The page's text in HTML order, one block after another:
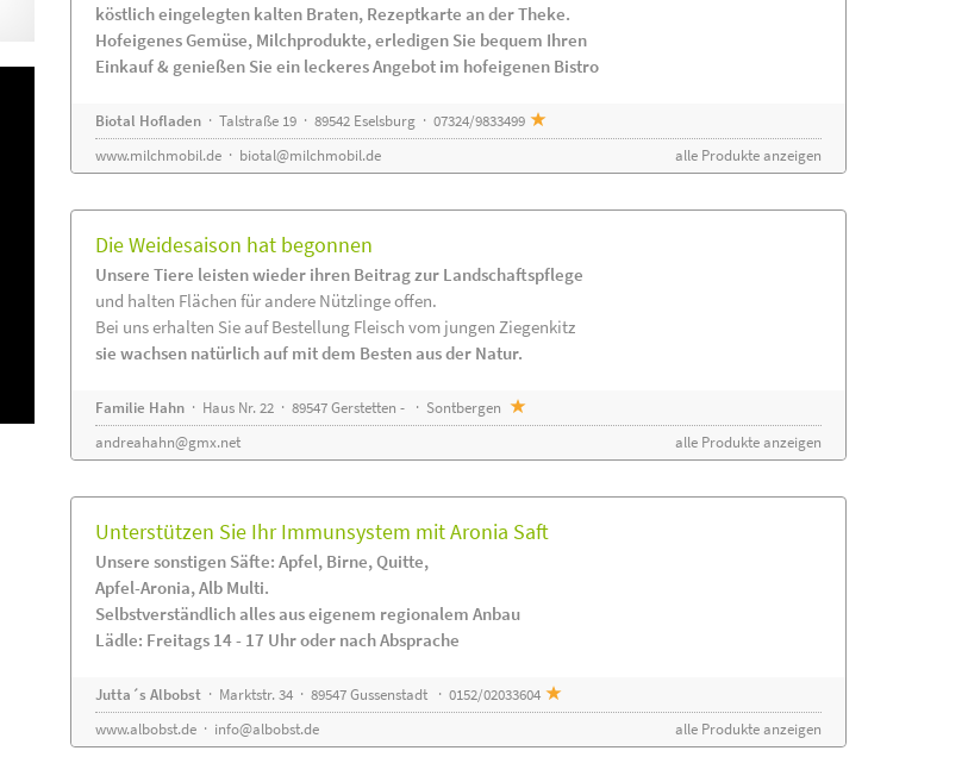
köstlich eingelegten kalten Braten, Rezeptkarte an der Theke.
Hofeigenes Gemüse, Milchprodukte, erledigen Sie bequem Ihren
Einkauf & genießen Sie ein leckeres Angebot im hofeigenen Bistro
Biotal Hofladen· Talstraße 19 · 89542 Eselsburg · 07324/9833499
www.milchmobil.de· biotal@milchmobil.de alle Produkte anzeigen
Die Weidesaison hat begonnen
Unsere Tiere leisten wieder ihren Beitrag zur Landschaftspflege
und halten Flächen für andere Nützlinge offen.
Bei uns erhalten Sie auf Bestellung Fleisch vom jungen Ziegenkitz
sie wachsen natürlich auf mit dem Besten aus der Natur.
Familie Hahn· Haus Nr. 22 · 89547 Gerstetten - · Sontbergen
andreahahn@gmx.net
alle Produkte anzeigen
Unterstützen Sie Ihr Immunsystem mit Aronia Saft
Unsere sonstigen Säfte: Apfel, Birne, Quitte,
Apfel-Aronia, Alb Multi.
Selbstverständlich alles aus eigenem regionalem Anbau
Lädle: Freitags 14 - 17 Uhr oder nach Absprache
Jutta´s Albobst· Marktstr. 34 · 89547 Gussenstadt · 0152/02033604
www.albobst.de· info@albobst.de alle Produkte anzeigen